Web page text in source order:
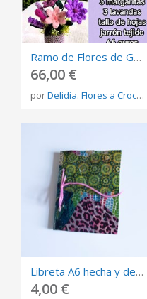
Ramo de Flores de Ganchillo en Jarrón Tejido
66,00 €
porDelidia. Flores a Crochet����
Libreta A6 hecha y decorada a mano
4,00 €